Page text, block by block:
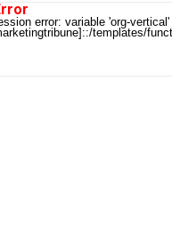
error: variable 'org-
templates/